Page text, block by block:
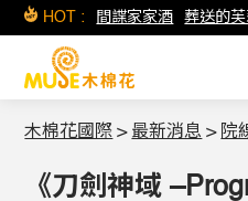
HOT : 間諜家家酒 葬送的芙
木棉花國際 > 最新消息 > 院
《刀劍神域